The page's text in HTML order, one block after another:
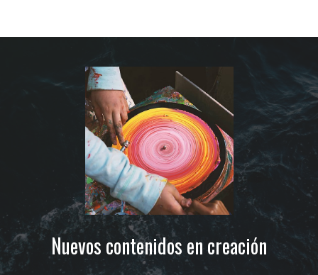
Nuevos contenidos en creación